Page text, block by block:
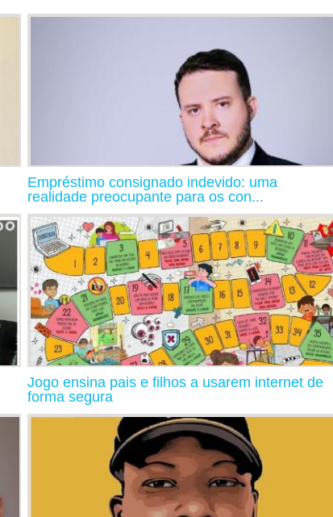
Empréstimo consignado indevido: uma
realidade preocupante para os con...
Jogo ensina pais e filhos a usarem internet de
forma segura